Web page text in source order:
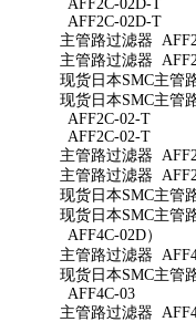
AFF2C-02D-T
AFF2C-02D-T
主管路过滤器
主管路过滤器
现货日本SMC主管
现货日本SMC主管
AFF2C-02-T
AFF2C-02-T
主管路过滤器
主管路过滤器
现货日本SMC主管
现货日本SMC主管
AFF4C-02D）
主管路过滤器
现货日本SMC主管
AFF4C-03
主管路过滤器